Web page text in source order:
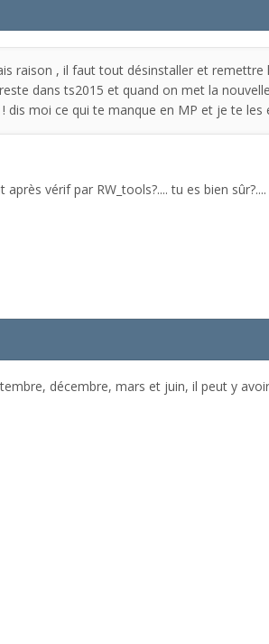
raison , il faut tout désinstaller et
dans ts2015 et quand on met la
dis moi ce qui te manque en MP et je te
vérif par RW_tools?.... tu es bien sûr?....
décembre, mars et juin, il peut y